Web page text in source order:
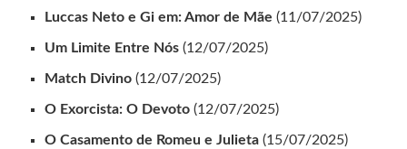
Luccas Neto e Gi em: Amor de Mãe (11/07/2025)
Um Limite Entre Nós (12/07/2025)
Match Divino (12/07/2025)
O Exorcista: O Devoto (12/07/2025)
O Casamento de Romeu e Julieta (15/07/2025)